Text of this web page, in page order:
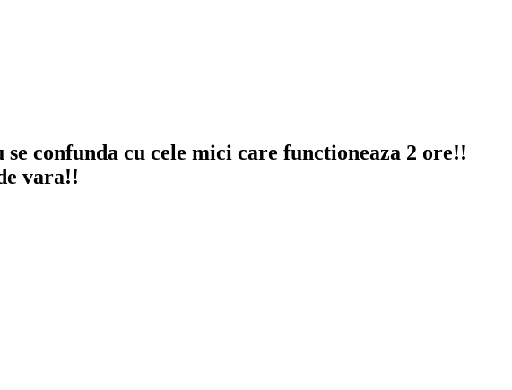
confunda cu cele mici care functioneaza 2 ore!!
vara!!